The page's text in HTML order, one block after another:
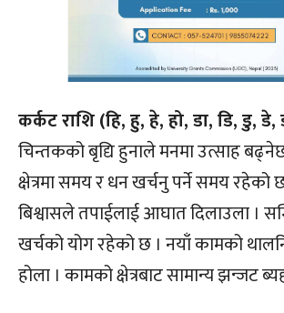
कर्कट राशि (हि, हु, हे, हो, डा, डि, डु, डे,
चिन्तकको बृद्यि हुनाले मनमा उत्साह
क्षेत्रमा समय र धन खर्चनु पर्ने समय रहेको
बिश्वासले तपाईलाई आघात दिलाउला ।
खर्चको योग रहेको छ । नयाँ कामको
होला । कामको क्षेत्रबाट सामान्य झन्जट